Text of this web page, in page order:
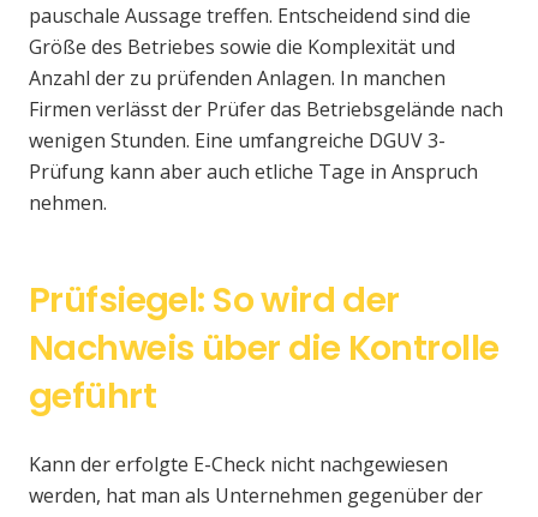
pauschale Aussage treffen. Entscheidend sind die
Größe des Betriebes sowie die Komplexität und
Anzahl der zu prüfenden Anlagen. In manchen
Firmen verlässt der Prüfer das Betriebsgelände nach
wenigen Stunden. Eine umfangreiche DGUV 3-
Prüfung kann aber auch etliche Tage in Anspruch
nehmen.
Prüfsiegel: So wird der
Nachweis über die Kontrolle
geführt
Kann der erfolgte E-Check nicht nachgewiesen
werden, hat man als Unternehmen gegenüber der